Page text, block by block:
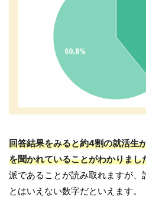
回答結果をみると約4割の就活生
を聞かれていることがわかりまし
派であることが読み取れますが、
とはいえない数字だといえます。